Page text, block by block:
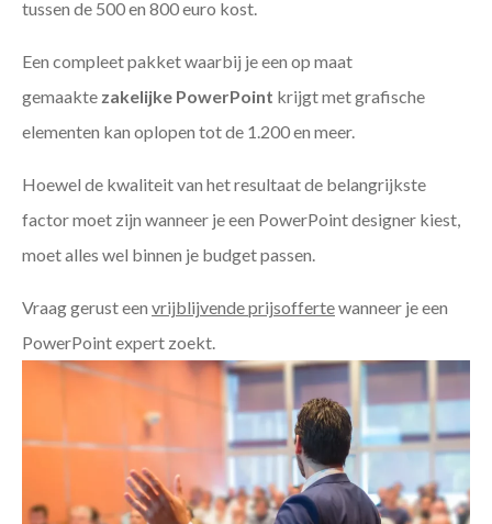
tussen de 500 en 800 euro kost.
Een compleet pakket waarbij je een op maat
gemaakte zakelijke PowerPoint krijgt met grafische
elementen kan oplopen tot de 1.200 en meer.
Hoewel de kwaliteit van het resultaat de belangrijkste
factor moet zijn wanneer je een PowerPoint designer kiest,
moet alles wel binnen je budget passen.
Vraag gerust een vrijblijvende prijsoffertewanneer je een
PowerPoint expert zoekt.